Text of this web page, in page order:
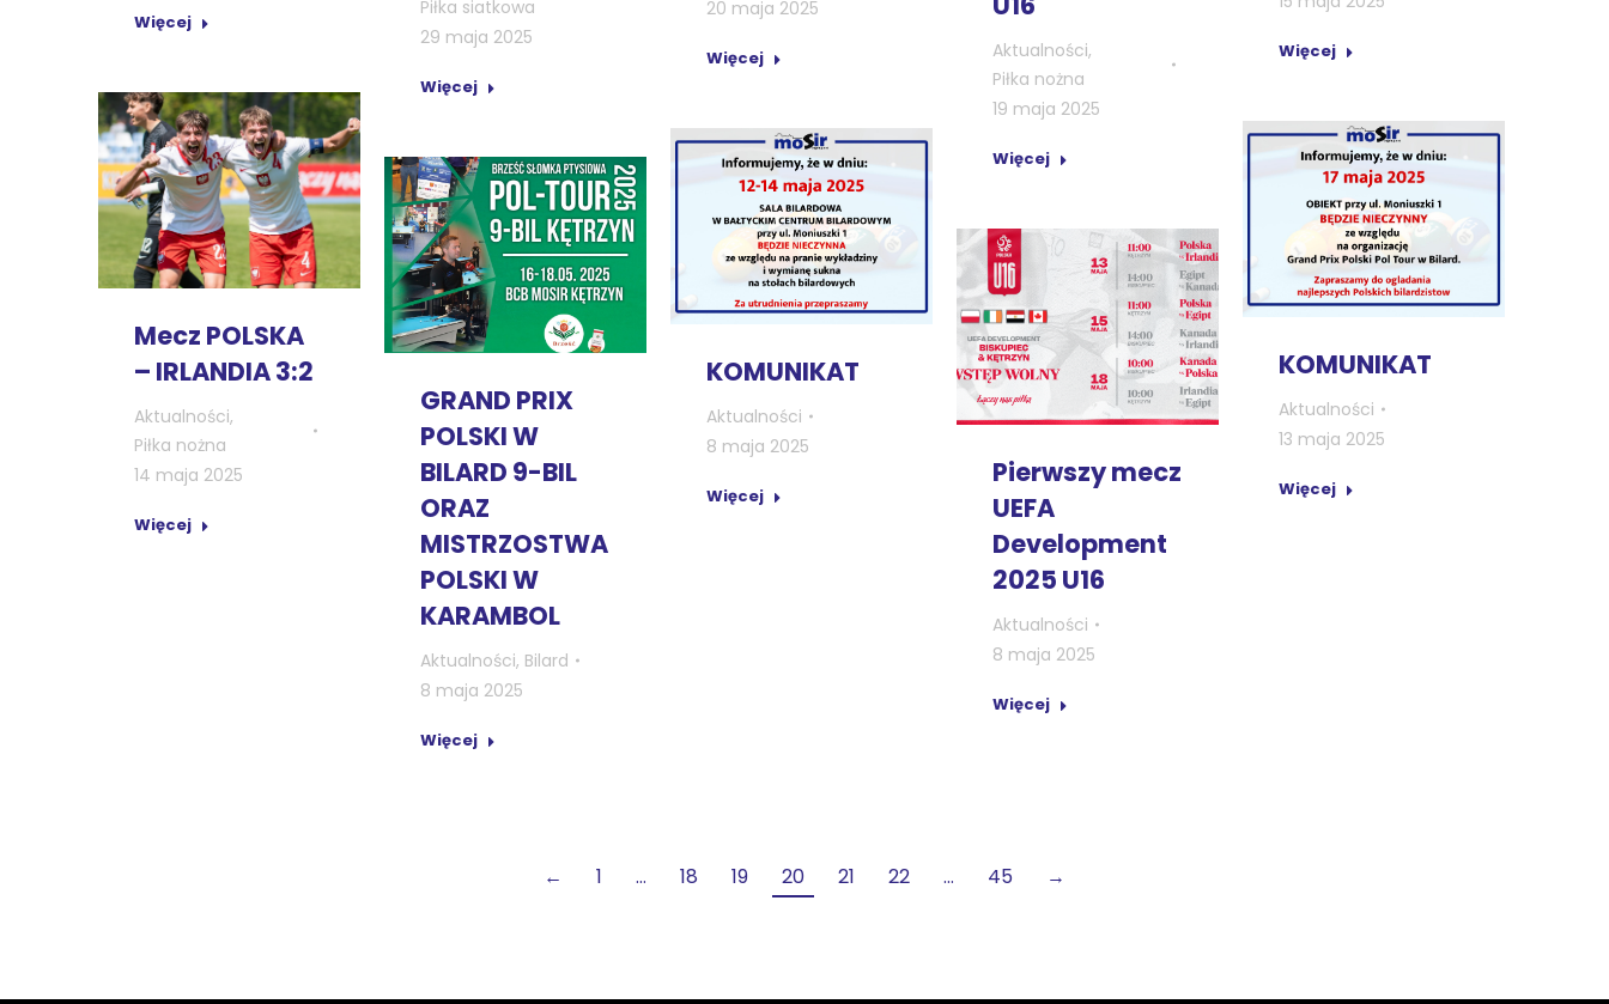
Więcej
Piłka siatkowa
29 maja 2025
Więcej
20 maja 2025
Więcej Aktualności,
Piłka nożna
19 maja 2025
Więcej
Więcej
Mecz POLSKA
– IRLANDIA 3:2
Aktualności,
Piłka nożna
14 maja 2025
Więcej
KOMUNIKAT
Aktualności
13 maja 2025
Więcej
KOMUNIKAT
Aktualności
8 maja 2025
Więcej
GRAND PRIX
POLSKI W
BILARD 9-BIL
ORAZ
MISTRZOSTWA
POLSKI W
KARAMBOL
Aktualności, Bilard
8 maja 2025
Więcej
Pierwszy mecz
UEFA
Development
2025 U16
Aktualności
8 maja 2025
Więcej
← 1 … 18 19 20 21 22 … 45 →